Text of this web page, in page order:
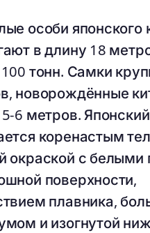
особи японского
в длину 18
тонн. Самки
новорождённые
6 метров.
коренастым
окраской с белыми
поверхности,
плавника,
и изогнутой